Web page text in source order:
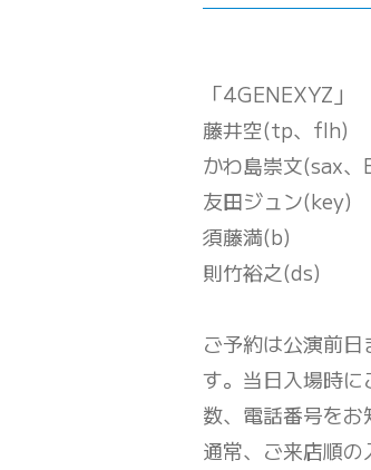
「4GENEXYZ」
藤井空(tp、flh)
かわ島崇文(sax、
友田ジュン(key)
須藤満(b)
則竹裕之(ds)
ご予約は公演前
す。当日入場時
数、電話番号をお
通常、ご来店順